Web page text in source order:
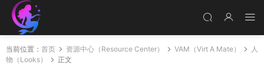
当前位置： 首页 资源中心（Resource Center） VAM（Virt A Mate）
人
物（Looks）
正文